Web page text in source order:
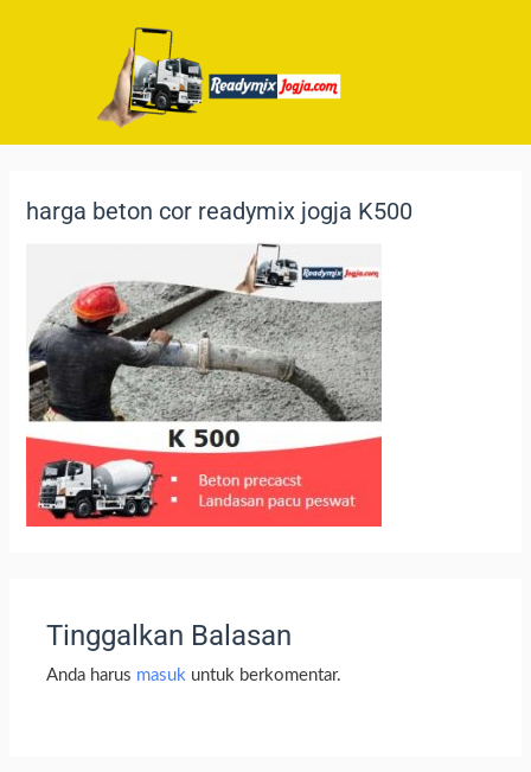
harga beton cor readymix jogja K500
Tinggalkan Balasan
Anda harus masuk untuk berkomentar.